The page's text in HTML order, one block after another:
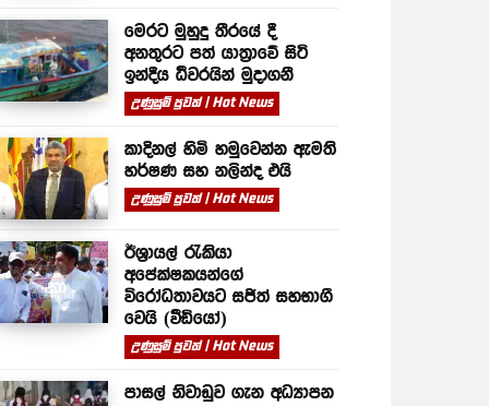
මෙරට මුහුදු තීරයේ දී
අනතුරට පත් යාත්‍රාවේ සිටි
ඉන්දීය ධීවරයින් මුදාගනී
උණුසුම් පුවත් | Hot News
කාදිනල් හිමි හමුවෙන්න ඇමති
හර්ෂණ සහ නලින්ද එයි
උණුසුම් පුවත් | Hot News
ඊශ්‍රායල් රැකියා
අපේක්ෂකයන්ගේ
විරෝධතාවයට සජිත් සහභාගී
වෙයි (වීඩියෝ)
උණුසුම් පුවත් | Hot News
පාසල් නිවාඩුව ගැන අධ්‍යාපන